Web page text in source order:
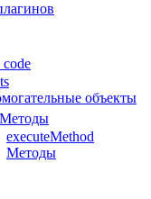
объекты
Методы
executeMethod
Методы